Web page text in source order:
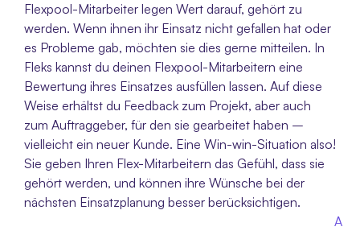
Flexpool-Mitarbeiter legen Wert darauf, gehört zu
werden. Wenn ihnen ihr Einsatz nicht gefallen hat oder
es Probleme gab, möchten sie dies gerne mitteilen. In
Fleks kannst du deinen Flexpool-Mitarbeitern eine
Bewertung ihres Einsatzes ausfüllen lassen. Auf diese
Weise erhältst du Feedback zum Projekt, aber auch
zum Auftraggeber, für den sie gearbeitet haben –
vielleicht ein neuer Kunde. Eine Win-win-Situation also!
Sie geben Ihren Flex-Mitarbeitern das Gefühl, dass sie
gehört werden, und können ihre Wünsche bei der
nächsten Einsatzplanung besser berücksichtigen.
A